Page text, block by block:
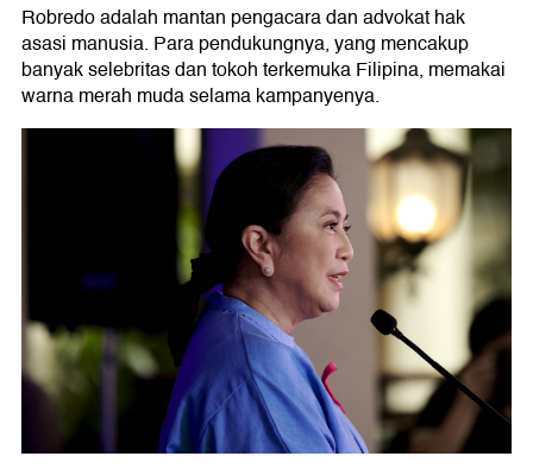
Robredo adalah mantan pengacara dan advokat hak
asasi manusia. Para pendukungnya, yang mencakup
banyak selebritas dan tokoh terkemuka Filipina, memakai
warna merah muda selama kampanyenya.